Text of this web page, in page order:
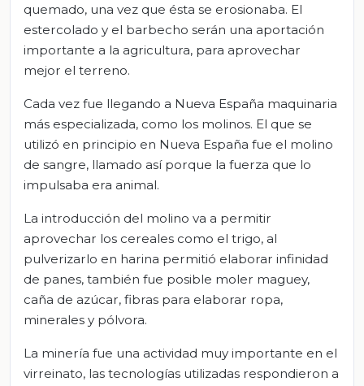
quemado, una vez que ésta se erosionaba. El
estercolado y el barbecho serán una aportación
importante a la agricultura, para aprovechar
mejor el terreno.
Cada vez fue llegando a Nueva España maquinaria
más especializada, como los molinos. El que se
utilizó en principio en Nueva España fue el molino
de sangre, llamado así porque la fuerza que lo
impulsaba era animal.
La introducción del molino va a permitir
aprovechar los cereales como el trigo, al
pulverizarlo en harina permitió elaborar infinidad
de panes, también fue posible moler maguey,
caña de azúcar, fibras para elaborar ropa,
minerales y pólvora.
La minería fue una actividad muy importante en el
virreinato, las tecnologías utilizadas respondieron a